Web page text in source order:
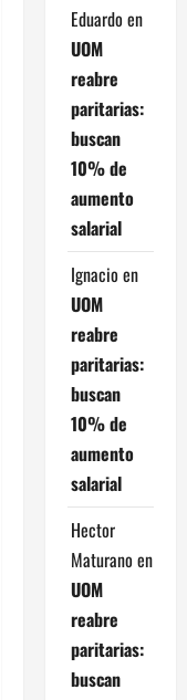
Eduardo en
UOM
reabre
paritarias:
buscan
10% de
aumento
salarial
Ignacio en
UOM
reabre
paritarias:
buscan
10% de
aumento
salarial
Hector
Maturano en
UOM
reabre
paritarias:
buscan